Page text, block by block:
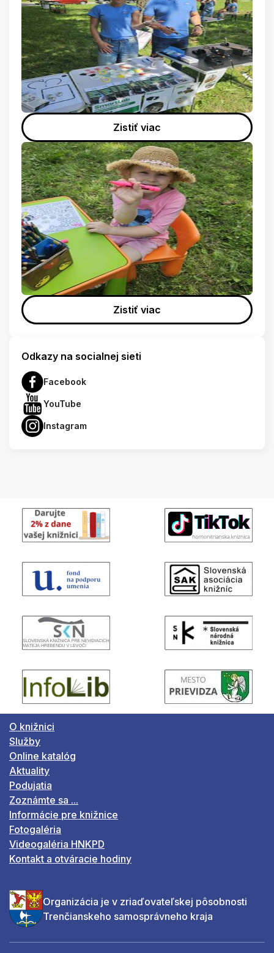
Zistiť viac
Zistiť viac
Odkazy na socialnej sieti
Facebook
YouTube
Instagram
O knižnici
Služby
Online katalóg
Aktuality
Podujatia
Zoznámte sa ...
Informácie pre knižnice
Fotogaléria
Videogaléria HNKPD
Kontakt a otváracie hodiny
Organizácia je v zriaďovateľskej pôsobnosti
Trenčianskeho samosprávneho kraja